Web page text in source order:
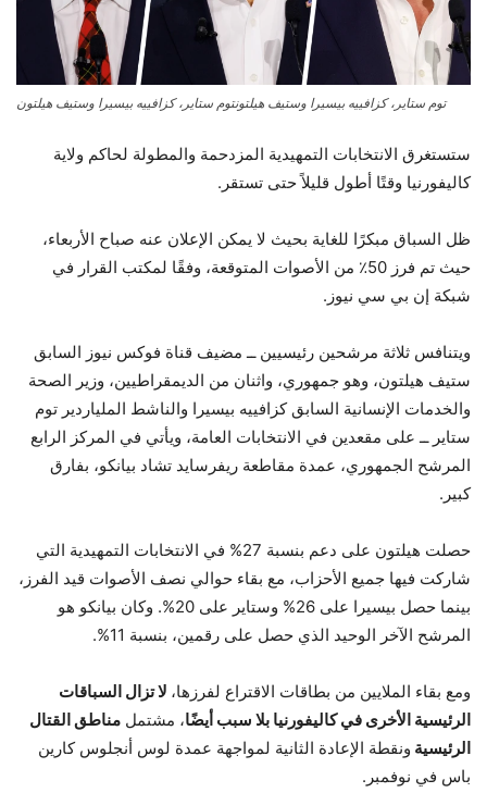
توم ستاير، كزافييه بيسيرا وستيف هيلتونتوم ستاير، كزافييه بيسيرا وستيف هيلتون
ستستغرق الانتخابات التمهيدية المزدحمة والمطولة لحاكم ولاية
كاليفورنيا وقتًا أطول قليلاً حتى تستقر.
ظل السباق مبكرًا للغاية بحيث لا يمكن الإعلان عنه صباح الأربعاء،
حيث تم فرز 50٪ من الأصوات المتوقعة، وفقًا لمكتب القرار في
شبكة إن بي سي نيوز.
ويتنافس ثلاثة مرشحين رئيسيين ــ مضيف قناة فوكس نيوز السابق
ستيف هيلتون، وهو جمهوري، واثنان من الديمقراطيين، وزير الصحة
والخدمات الإنسانية السابق كزافييه بيسيرا والناشط الملياردير توم
ستاير ــ على مقعدين في الانتخابات العامة، ويأتي في المركز الرابع
المرشح الجمهوري، عمدة مقاطعة ريفرسايد تشاد بيانكو، بفارق
كبير.
حصلت هيلتون على دعم بنسبة 27% في الانتخابات التمهيدية التي
شاركت فيها جميع الأحزاب، مع بقاء حوالي نصف الأصوات قيد الفرز،
بينما حصل بيسيرا على 26% وستاير على 20%. وكان بيانكو هو
المرشح الآخر الوحيد الذي حصل على رقمين، بنسبة 11%.
ومع بقاء الملايين من بطاقات الاقتراع لفرزها، لا تزال السباقات
الرئيسية الأخرى في كاليفورنيا بلا سبب أيضًا، مشتمل مناطق القتال
الرئيسية ونقطة الإعادة الثانية لمواجهة عمدة لوس أنجلوس كارين
باس في نوفمبر.